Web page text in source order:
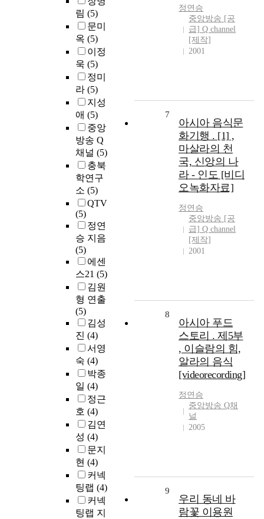
림 (5)
문미
옥 (5)
이정
욱 (5)
정미
라 (5)
지성
애 (5)
중앙
방송 Q
채널 (5)
충북
학연구
소 (5)
QTV
(5)
정연
승 지음
(5)
에센
스21 (5)
김원
형 연출
(5)
김성
진 (4)
서영
숙 (4)
박종
일 (4)
정근
호 (4)
김연
성 (4)
문지
현 (4)
커넥
팅랩 (4)
커넥
팅랩 지
정연승
중앙방송 [공
급] Q channel
[제작]
2001
7
아시아 음식문
화기행 . [1] ,
마살라의 천
국, 신앙의 나
라 - 인도 [비디
오녹화자료]
정연승
중앙방송 [공
급] Q channel
[제작]
2001
8
아시아 푸드
스토리 . 제5부
, 이슬람의 힘,
알라의 음식
[videorecording]
정연승
중앙방송 Q채
널
2005
9
우리 동네 바
람꽃 이용원